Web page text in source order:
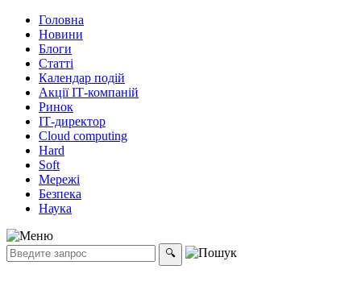
Головна
Новини
Блоги
Статті
Календар подій
Акції ІТ-компаній
Ринок
ІТ-директор
Cloud computing
Hard
Soft
Мережі
Безпека
Наука